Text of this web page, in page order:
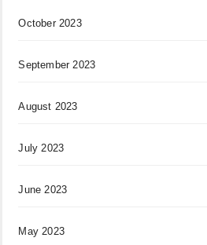
October 2023
September 2023
August 2023
July 2023
June 2023
May 2023